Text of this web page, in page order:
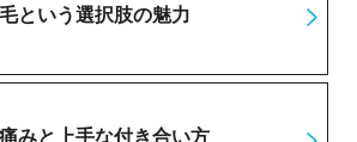
という選択肢の魅力
みと上手な付き合い方